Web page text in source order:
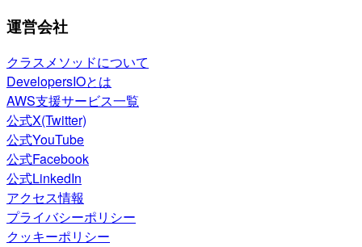
運営会社
クラスメソッドについて
DevelopersIOとは
AWS支援サービス一覧
公式X(Twitter)
公式YouTube
公式Facebook
公式LinkedIn
アクセス情報
プライバシーポリシー
クッキーポリシー